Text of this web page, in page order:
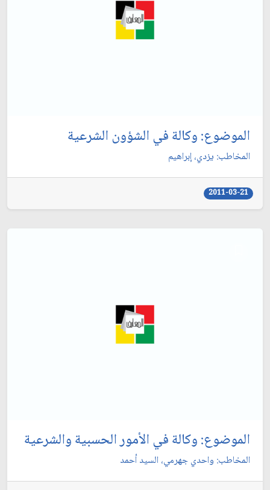
الموضوع: وكالة في الشؤون الشرعية
المخاطب: يزدي، إبراهيم‏
2011-03-21
الموضوع: وكالة في الأمور الحسبية والشرعية
المخاطب: واحدي جهرمي، السيد أحمد